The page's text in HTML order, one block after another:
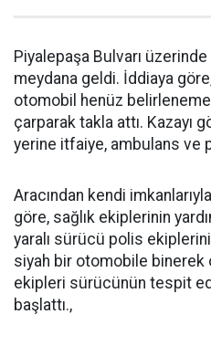
Piyalepaşa Bulvarı
meydana geldi. İddiaya
otomobil henüz
çarparak takla attı. Kazayı
yerine itfaiye, ambulans ve
Aracından kendi
göre, sağlık ekiplerinin
yaralı sürücü polis
siyah bir otomobile binerek
ekipleri sürücünün tespit
başlattı.,